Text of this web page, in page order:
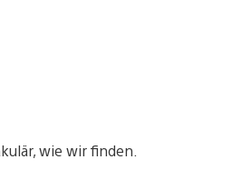
wie wir finden.